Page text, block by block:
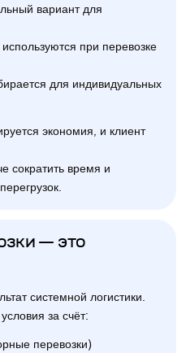
вариант для
при перевозке
для индивидуальных
экономия, и клиент
сократить время и
— это
системной логистики.
за счёт:
перевозки)